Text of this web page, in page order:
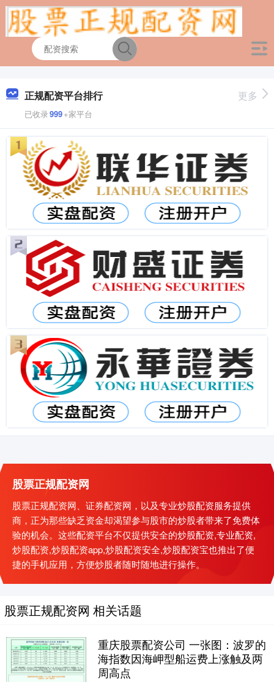
正规配资平台排行
已收录999+家平台
更多
股票正规配资网
股票正规配资网、证券配资网，以及专业炒股配资服务提供
商，正为那些缺乏资金却渴望参与股市的炒股者带来了免费体
验的机会。这些配资平台不仅提供安全的炒股配资,专业配资,
炒股配资,炒股配资app,炒股配资安全,炒股配资宝也推出了便
捷的手机应用，方便炒股者随时随地进行操作。
股票正规配资网 相关话题
重庆股票配资公司 一张图：波罗的
海指数因海岬型船运费上涨触及两
周高点